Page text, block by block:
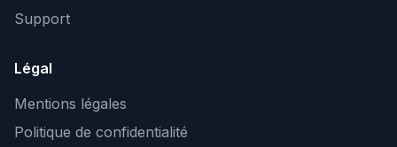
Support
Légal
Mentions légales
Politique de confidentialité